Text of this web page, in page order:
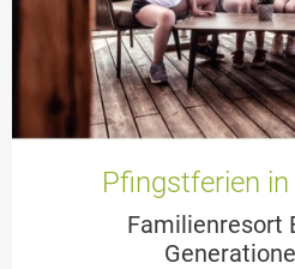
Pfingstferien
Familienresort